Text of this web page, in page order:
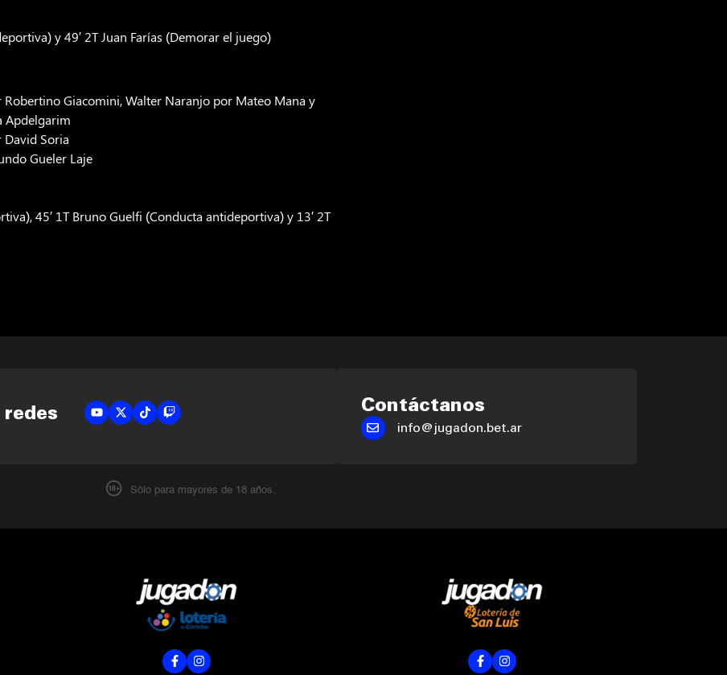
y 49′ 2T Juan Farías (Demorar el juego)
Robertino Giacomini, Walter Naranjo por Mateo Mana y
Apdelgarim
David Soria
Gueler Laje
45′ 1T Bruno Guelfi (Conducta antideportiva) y 13′ 2T
Contáctanos
info@jugadon.bet.ar
Sólo para mayores de 18 años.